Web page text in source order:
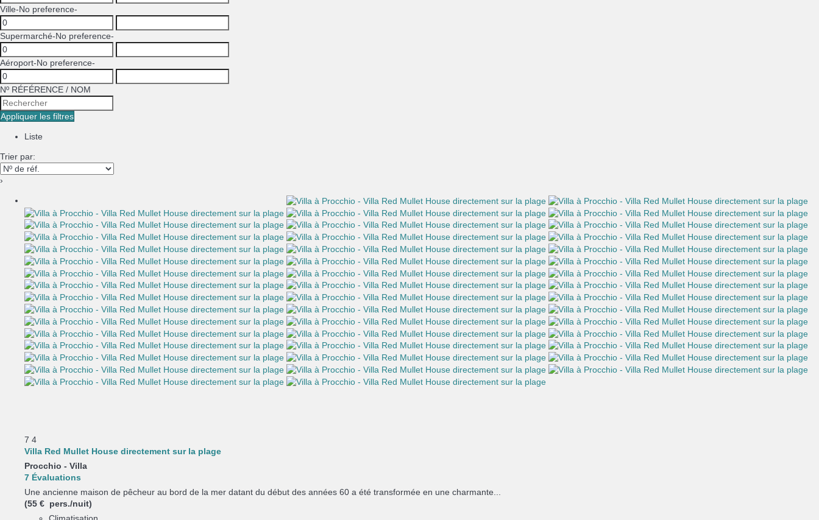
Ville-No preference-
Supermarché-No preference-
Aéroport-No preference-
Nº RÉFÉRENCE / NOM
Appliquer les filtres
Liste
Trier par:
›
7 4
Villa Red Mullet House directement sur la plage
Procchio - Villa
7 Évaluations
Une ancienne maison de pêcheur au bord de la mer datant du début des années 60 a été transformée en une charmante...
(55 € pers./nuit)
Climatisation